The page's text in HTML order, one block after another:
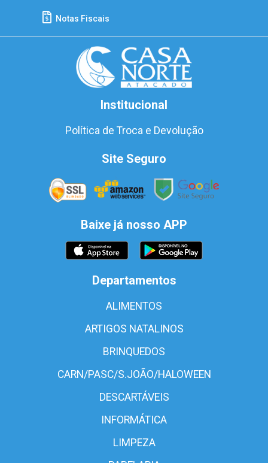
Notas Fiscais
Institucional
Política de Troca e Devolução
Site Seguro
Baixe já nosso APP
Departamentos
ALIMENTOS
ARTIGOS NATALINOS
BRINQUEDOS
CARN/PASC/S.JOÃO/HALOWEEN
DESCARTÁVEIS
INFORMÁTICA
LIMPEZA